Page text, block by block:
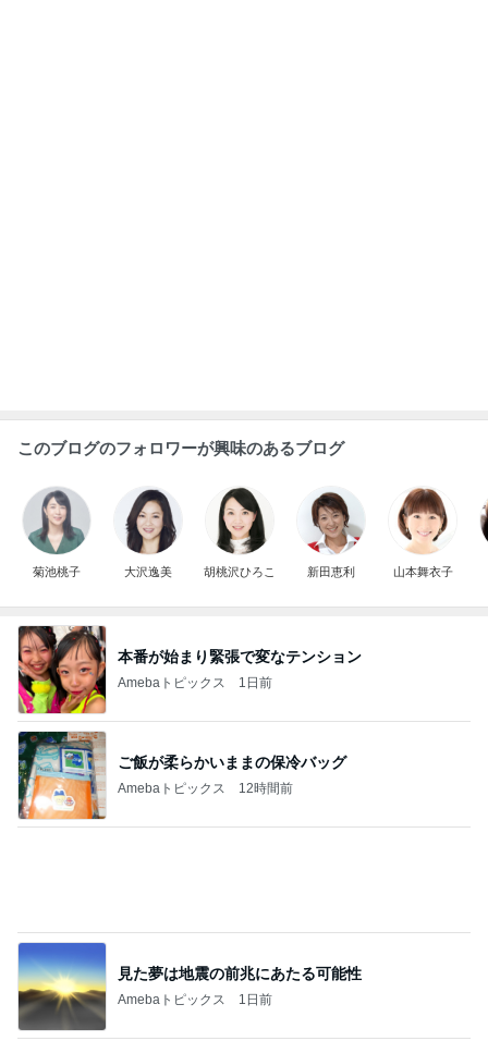
このブログのフォロワーが興味のあるブログ
菊池桃子 大沢逸美 胡桃沢ひろこ 新田恵利 山本舞衣子
本番が始まり緊張で変なテンション
Amebaトピックス 1日前
ご飯が柔らかいままの保冷バッグ
Amebaトピックス 12時間前
見た夢は地震の前兆にあたる可能性
Amebaトピックス 1日前